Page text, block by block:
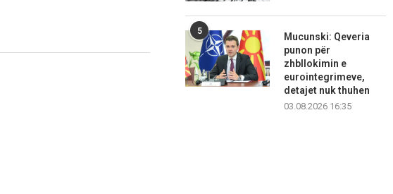
5
Mucunski: Qeveria
punon për
zhbllokimin e
eurointegrimeve,
detajet nuk thuhen
03.08.2026 16:35